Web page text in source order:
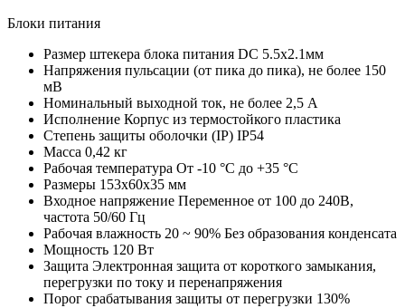
Блоки питания
Размер штекера блока питания DC 5.5x2.1мм
Напряжения пульсации (от пика до пика), не более 150
мВ
Номинальный выходной ток, не более 2,5 А
Исполнение Корпус из термостойкого пластика
Степень защиты оболочки (IP) IP54
Масса 0,42 кг
Рабочая температура От -10 °С до +35 °С
Размеры 153х60х35 мм
Входное напряжение Переменное от 100 до 240В,
частота 50/60 Гц
Рабочая влажность 20 ~ 90% Без образования конденсата
Мощность 120 Вт
Защита Электронная защита от короткого замыкания,
перегрузки по току и перенапряжения
Порог срабатывания защиты от перегрузки 130%